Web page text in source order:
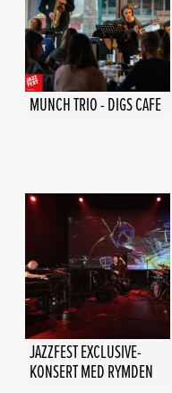
MUNCH TRIO - DIGS CAFE
JAZZFEST EXCLUSIVE-
KONSERT MED RYMDEN